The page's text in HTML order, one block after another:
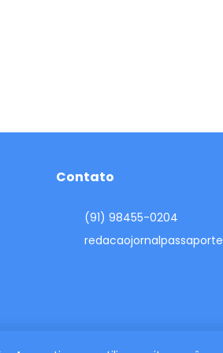
Contato
(91) 98455-0204